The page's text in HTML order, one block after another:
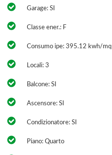
Garage: SI
Classe ener.: F
Consumo ipe: 395.12 kwh/mq
Locali: 3
Balcone: SI
Ascensore: SI
Condizionatore: SI
Piano: Quarto